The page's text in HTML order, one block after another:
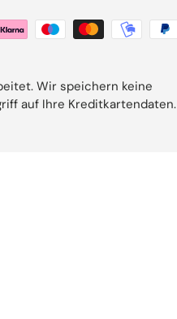
Wir speichern keine
auf Ihre Kreditkartendaten.